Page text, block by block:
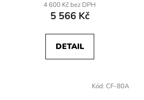
4 600 Kč bez DPH
5 566 Kč
DETAIL
Kód: CF-80A